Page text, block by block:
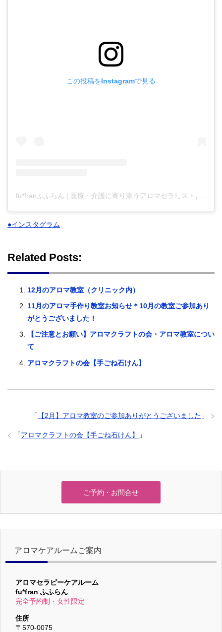
この投稿をInstagramで見る
●インスタグラム
Related Posts:
12月のアロマ教室（クリニック内）
11月のアロマ手作り教室お知らせ＊10月の教室ご参加あり
がとうございました！
【ご注意とお願い】アロマクラフトの会・アロマ教室につい
て
アロマクラフトの会【手ごね石けん】
「 【2月】アロマ教室のご参加ありがとうございました 」
「アロマクラフトの会【手ごね石けん】 」
ご予約・お問合せ
アロマケアルームご案内
アロマセラピーケアルーム
fu*fran ふふらん
完全予約制・女性限定
住所
〒570-0075